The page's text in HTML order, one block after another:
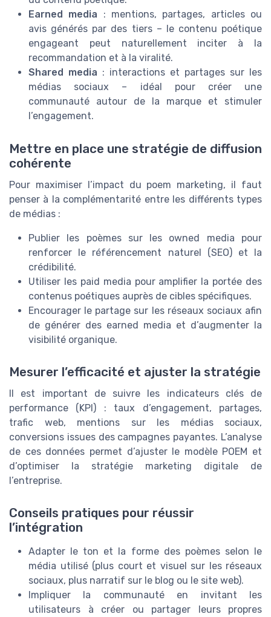
Earned media : mentions, partages, articles ou
avis générés par des tiers – le contenu poétique
engageant peut naturellement inciter à la
recommandation et à la viralité.
Shared media : interactions et partages sur les
médias sociaux – idéal pour créer une
communauté autour de la marque et stimuler
l’engagement.
Mettre en place une stratégie de diffusion
cohérente
Pour maximiser l’impact du poem marketing, il faut
penser à la complémentarité entre les différents types
de médias :
Publier les poèmes sur les owned media pour
renforcer le référencement naturel (SEO) et la
crédibilité.
Utiliser les paid media pour amplifier la portée des
contenus poétiques auprès de cibles spécifiques.
Encourager le partage sur les réseaux sociaux afin
de générer des earned media et d’augmenter la
visibilité organique.
Mesurer l’efficacité et ajuster la stratégie
Il est important de suivre les indicateurs clés de
performance (KPI) : taux d’engagement, partages,
trafic web, mentions sur les médias sociaux,
conversions issues des campagnes payantes. L’analyse
de ces données permet d’ajuster le modèle POEM et
d’optimiser la stratégie marketing digitale de
l’entreprise.
Conseils pratiques pour réussir
l’intégration
Adapter le ton et la forme des poèmes selon le
média utilisé (plus court et visuel sur les réseaux
sociaux, plus narratif sur le blog ou le site web).
Impliquer la communauté en invitant les
utilisateurs à créer ou partager leurs propres